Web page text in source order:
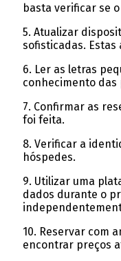
basta verificar se
5. Atualizar
sofisticadas.
6. Ler as letras
conhecimento
7. Confirmar as
foi feita.
8. Verificar a
hóspedes.
9. Utilizar uma
dados durante o
10. Reservar com
encontrar preços